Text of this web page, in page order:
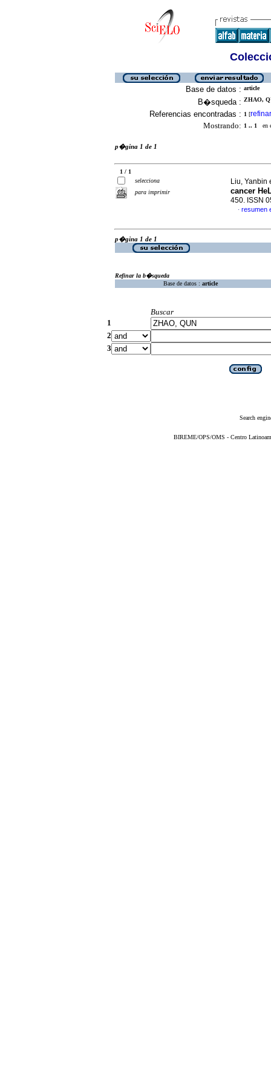
Base de datos : article
B�squeda : ZHAO,
Referencias encontradas : 1 [refinar
Mostrando: 1 .. 1 en
p�gina 1 de 1
1 / 1
selecciona
para imprimir
Liu, Yanbin
cancer
450. ISSN
· resumen
p�gina 1 de 1
Refinar la b�squeda
Base de datos : article
Buscar
1
2
3
Search
BIREME/OPS/OMS - Centro